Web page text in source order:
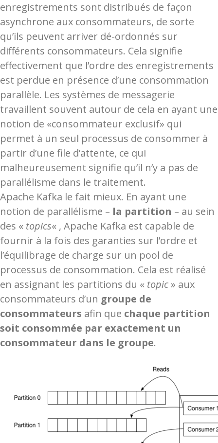
enregistrements sont distribués de façon
asynchrone aux consommateurs, de sorte
qu’ils peuvent arriver dé-ordonnés sur
différents consommateurs. Cela signifie
effectivement que l’ordre des enregistrements
est perdue en présence d’une consommation
parallèle. Les systèmes de messagerie
travaillent souvent autour de cela en ayant une
notion de «consommateur exclusif» qui
permet à un seul processus de consommer à
partir d’une file d’attente, ce qui
malheureusement signifie qu’il n’y a pas de
parallélisme dans le traitement.
Apache Kafka le fait mieux. En ayant une
notion de parallélisme – la partition – au sein
des « topics« , Apache Kafka est capable de
fournir à la fois des garanties sur l’ordre et
l’équilibrage de charge sur un pool de
processus de consommation. Cela est réalisé
en assignant les partitions du « topic» aux
consommateurs d’un groupe de
consommateurs afin que chaque partition
soit consommée par exactement un
consommateur dans le groupe.